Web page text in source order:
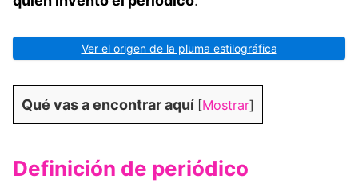
Ver el origen de la pluma estilográfica
Qué vas a encontrar aquí [Mostrar]
Definición de periódico